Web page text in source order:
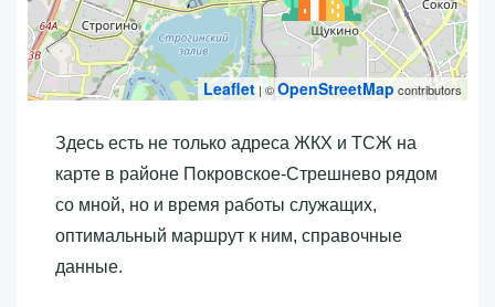
Leaflet | ©OpenStreetMap contributors
Здесь есть не только адреса ЖКХ и ТСЖ на
карте в районе Покровское-Стрешнево рядом
со мной, но и время работы служащих,
оптимальный маршрут к ним, справочные
данные.